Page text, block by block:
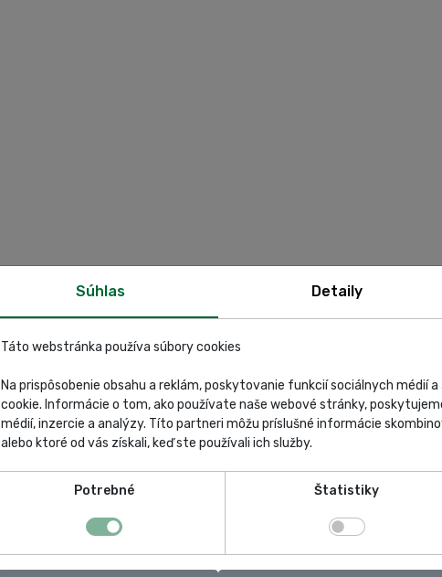
Súhlas Detaily
Táto webstránka používa súbory cookies
Na prispôsobenie obsahu a reklám, poskytovanie funkcií sociálnych médií
cookie. Informácie o tom, ako používate naše webové stránky,
médií, inzercie a analýzy. Títo partneri môžu príslušné informácie
alebo ktoré od vás získali, keď ste používali ich služby.
Potrebné Štatistiky